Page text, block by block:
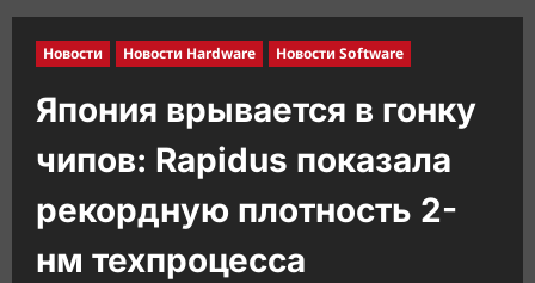
Новости Новости Hardware Новости Software
Япония врывается в гонку
чипов: Rapidus показала
рекордную плотность 2-
нм техпроцесса